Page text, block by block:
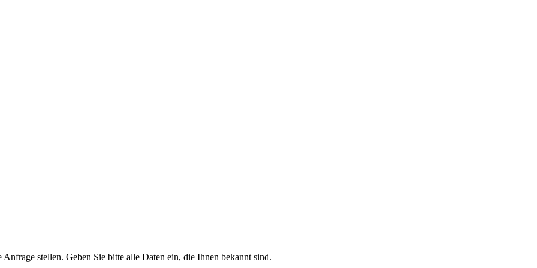
stellen. Geben Sie bitte alle Daten ein, die Ihnen bekannt sind.